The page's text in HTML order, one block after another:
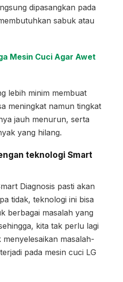
dipasangkan pada
sabuk atau
Mesin Cuci Agar Awet
lebih minim membuat
meningkat namun tingkat
jauh menurun, serta
yang hilang.
teknologi Smart
Diagnosis pasti akan
tidak, teknologi ini bisa
berbagai masalah yang
kita tak perlu lagi
masalah-
pada mesin cuci LG